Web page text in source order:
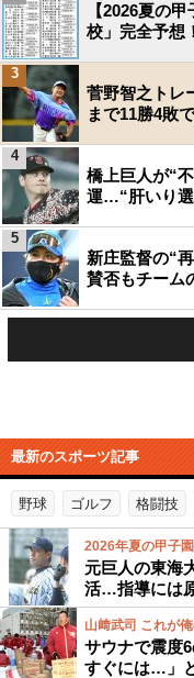
【2026夏の
校」完全予想
菅野智之トレ
まで11勝4敗
3
橋上巨人が“
運…“肝いり
4
新庄監督の“
賛否もチーム
5
最新のスポーツ記事
野球 ゴルフ 格闘技
2026年夏の甲子
元巨人の東海
活…指導には
山﨑武司 これが
サウナで震度
すぐには…」